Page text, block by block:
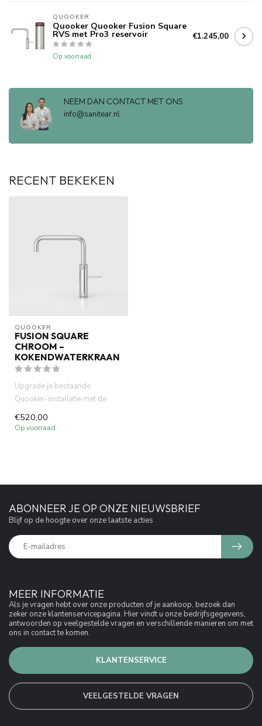
QUOOKER
Quooker Quooker Fusion Square
RVS met Pro3 reservoir
Op voorraad
€1.245,00
NEEM DAN CONTACT MET ONS
info@sanitear.nl
RECENT BEKEKEN
QUOOKER
FUSION SQUARE
CHROOM –
KOKENDWATERKRAAN
Upgrade je bestaande
Quooker-installatie met de
stijlvolle Fusion Square
Chroom ...
€520,00
Op voorraad
MEER INFORMATIE
Als je vragen hebt over onze producten of je aankoop, bezoek dan
zeker onze klantenservicepagina. Hier vindt u onze bedrijfsgegevens,
antwoorden op veelgestelde vragen en verschillende manieren om met
ons in contact te komen.
KLANTENSERVICE
VEELGESTELDE VRAGEN
ABONNEER JE OP ONZE NIEUWSBRIEF
Blijf op de hoogte over onze laatste acties